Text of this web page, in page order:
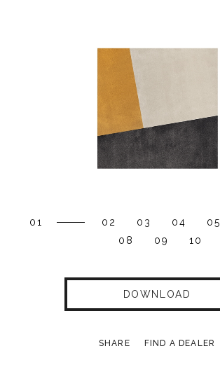
01 02 03 04 05
08
09 10
DOWNLOAD
SHARE FIND A DEALER